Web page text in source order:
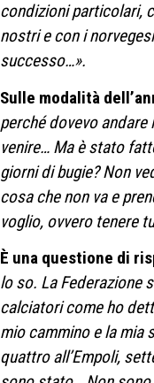
condizioni particolari,
nostri e con i
successo…».
Sulle modalità
perché dovevo andare
venire… Ma è stato
giorni di bugie? Non
cosa che non va e
voglio, ovvero tenere
È una questione di
lo so. La Federazione
calciatori come ho
mio cammino e la mia
quattro all’Empoli,